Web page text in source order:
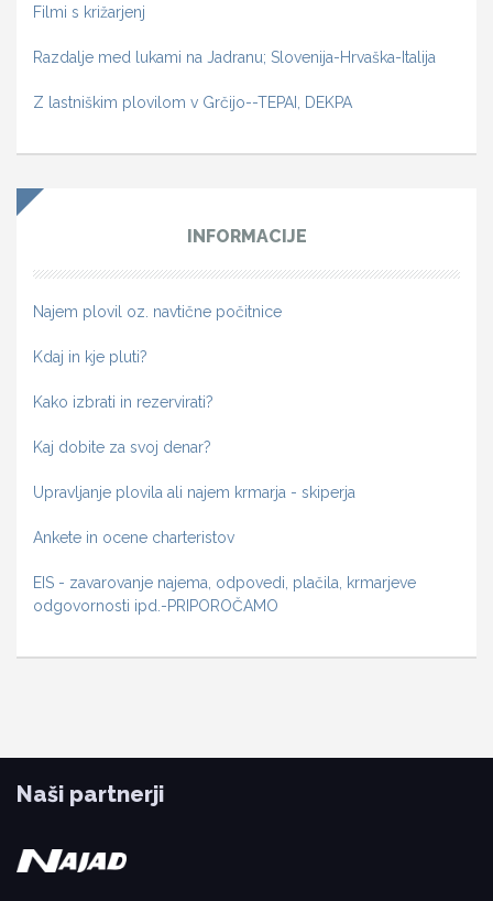
Filmi s križarjenj
Razdalje med lukami na Jadranu; Slovenija-Hrvaška-Italija
Z lastniškim plovilom v Grčijo--TEPAI, DEKPA
INFORMACIJE
Najem plovil oz. navtične počitnice
Kdaj in kje pluti?
Kako izbrati in rezervirati?
Kaj dobite za svoj denar?
Upravljanje plovila ali najem krmarja - skiperja
Ankete in ocene charteristov
EIS - zavarovanje najema, odpovedi, plačila, krmarjeve
odgovornosti ipd.-PRIPOROČAMO
Naši partnerji